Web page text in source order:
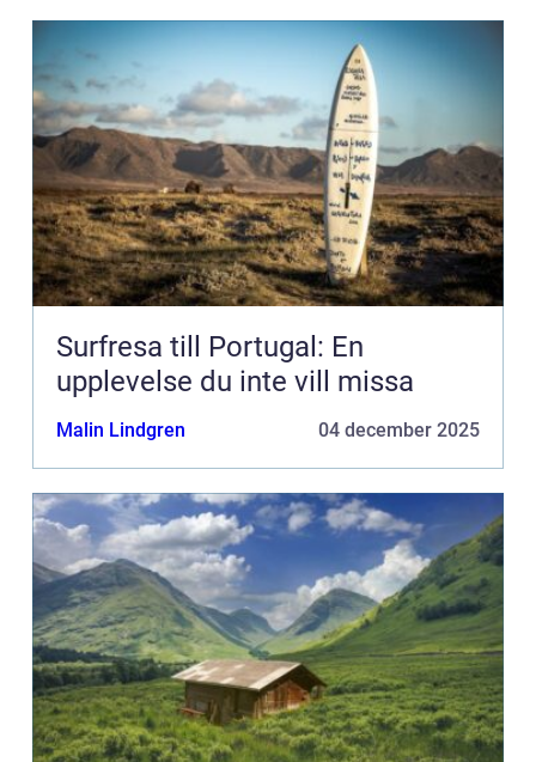
Surfresa till Portugal: En
upplevelse du inte vill missa
Malin Lindgren 04 december 2025